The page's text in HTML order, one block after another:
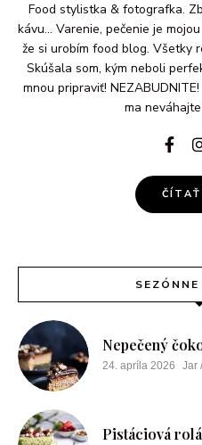
Food stylistka & fotografka.
kávu... Varenie, pečenie je
že si urobím food blog. Všetky
Skúšala som, kým neboli
mnou pripraviť!
ma
Nepečený
24. apríla 2026 Jar
Pistáciová